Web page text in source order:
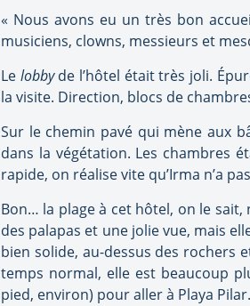
« Nous avons eu un très bon
musiciens, clowns, messieurs et
Le lobbyde l’hôtel était très joli.
la visite. Direction, blocs de
Sur le chemin pavé qui mène aux
dans la végétation. Les chambres
rapide, on réalise vite qu’Irma n’a
Bon… la plage à cet hôtel, on le sait,
des palapas et une jolie vue, mais
bien solide, au-dessus des rochers
temps normal, elle est beaucoup
pied, environ) pour aller à Playa Pilar.